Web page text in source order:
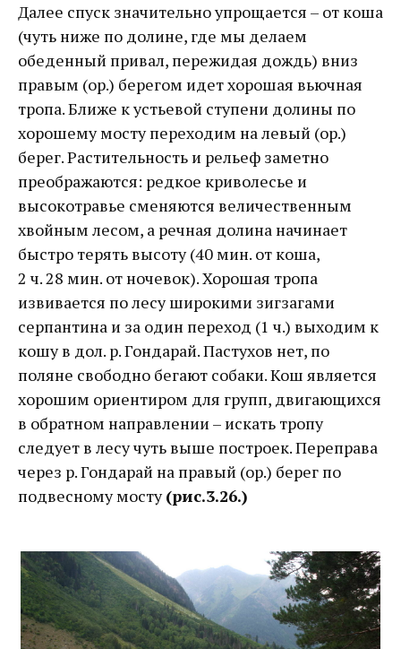
Далее спуск значительно упрощается – от коша
(чуть ниже по долине, где мы делаем
обеденный привал, пережидая дождь) вниз
правым (ор.) берегом идет хорошая вьючная
тропа. Ближе к устьевой ступени долины по
хорошему мосту переходим на левый (ор.)
берег. Растительность и рельеф заметно
преображаются: редкое криволесье и
высокотравье сменяются величественным
хвойным лесом, а речная долина начинает
быстро терять высоту (40 мин. от коша,
2 ч. 28 мин. от ночевок). Хорошая тропа
извивается по лесу широкими зигзагами
серпантина и за один переход (1 ч.) выходим к
кошу в дол. р. Гондарай. Пастухов нет, по
поляне свободно бегают собаки. Кош является
хорошим ориентиром для групп, двигающихся
в обратном направлении – искать тропу
следует в лесу чуть выше построек. Переправа
через р. Гондарай на правый (ор.) берег по
подвесному мосту(рис.3.26.)